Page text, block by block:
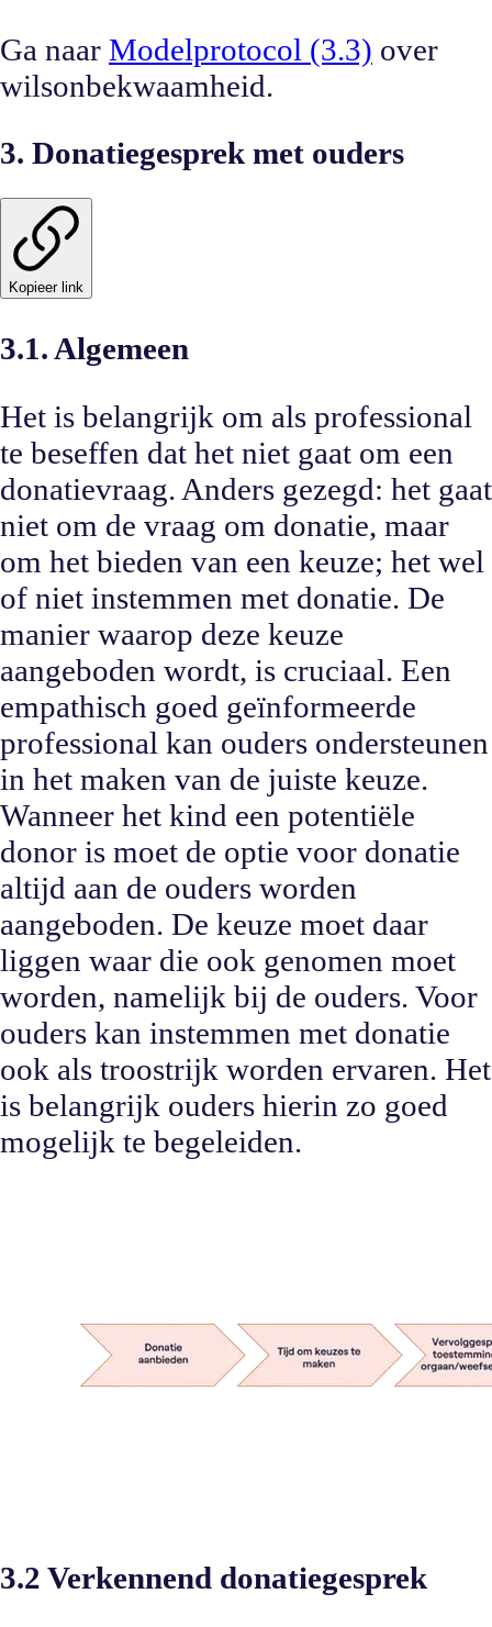
Ga naar Modelprotocol (3.3) over
wilsonbekwaamheid.
3. Donatiegesprek met ouders
Kopieer link
3.1. Algemeen
Het is belangrijk om als professional
te beseffen dat het niet gaat om een
donatievraag. Anders gezegd: het gaat
niet om de vraag om donatie, maar
om het bieden van een keuze; het wel
of niet instemmen met donatie. De
manier waarop deze keuze
aangeboden wordt, is cruciaal. Een
empathisch goed geïnformeerde
professional kan ouders ondersteunen
in het maken van de juiste keuze.
Wanneer het kind een potentiële
donor is moet de optie voor donatie
altijd aan de ouders worden
aangeboden. De keuze moet daar
liggen waar die ook genomen moet
worden, namelijk bij de ouders. Voor
ouders kan instemmen met donatie
ook als troostrijk worden ervaren. Het
is belangrijk ouders hierin zo goed
mogelijk te begeleiden.
3.2 Verkennend donatiegesprek